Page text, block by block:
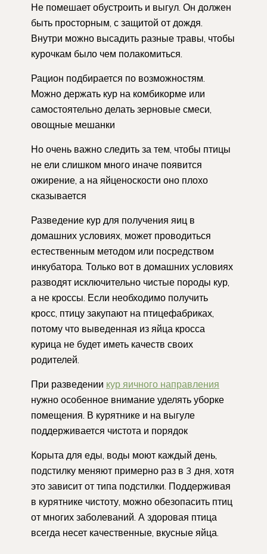
Не помешает обустроить и выгул. Он должен
быть просторным, с защитой от дождя.
Внутри можно высадить разные травы, чтобы
курочкам было чем полакомиться.
Рацион подбирается по возможностям.
Можно держать кур на комбикорме или
самостоятельно делать зерновые смеси,
овощные мешанки
Но очень важно следить за тем, чтобы птицы
не ели слишком много иначе появится
ожирение, а на яйценоскости оно плохо
сказывается
Разведение кур для получения яиц в
домашних условиях, может проводиться
естественным методом или посредством
инкубатора. Только вот в домашних условиях
разводят исключительно чистые породы кур,
а не кроссы. Если необходимо получить
кросс, птицу закупают на птицефабриках,
потому что выведенная из яйца кросса
курица не будет иметь качеств своих
родителей.
При разведении кур яичного направления
нужно особенное внимание уделять уборке
помещения. В курятнике и на выгуле
поддерживается чистота и порядок
Корыта для еды, воды моют каждый день,
подстилку меняют примерно раз в 3 дня, хотя
это зависит от типа подстилки. Поддерживая
в курятнике чистоту, можно обезопасить птиц
от многих заболеваний. А здоровая птица
всегда несет качественные, вкусные яйца.